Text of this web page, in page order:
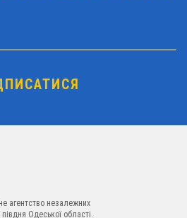
агентство незалежних
Одеської області.